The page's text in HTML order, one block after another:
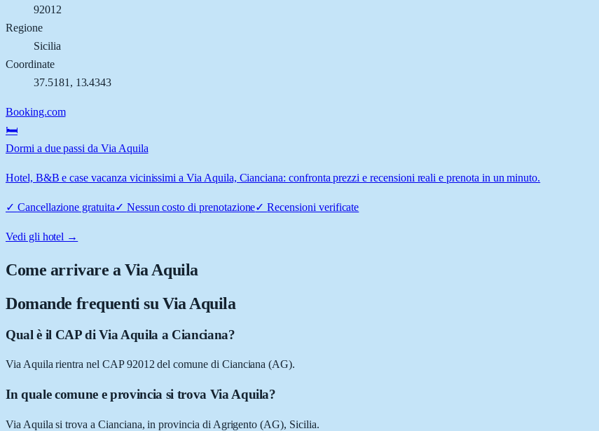
92012
Regione
Sicilia
Coordinate
37.5181 , 13.4343
Booking.com
🛏️
Dormi a due passi da Via Aquila
Hotel, B&B e case vacanza vicinissimi a Via Aquila, Cianciana: confronta prezzi e recensioni reali e prenota in un minuto.
✓ Cancellazione gratuita✓ Nessun costo di prenotazione✓Recensioni verificate
Vedi gli hotel →
Come arrivare aVia Aquila
Domande frequenti su Via Aquila
Qual è il CAP di Via Aquila a Cianciana?
Via Aquila rientra nel CAP 92012 del comune di Cianciana (AG).
In quale comune e provincia si trova Via Aquila?
Via Aquila si trova a Cianciana, in provincia di Agrigento (AG), Sicilia.